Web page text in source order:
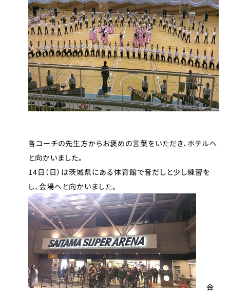
各コーチの先生方からお褒めの言葉をいただき、ホテルへ
と向かいました。
14日（日）は茨城県にある体育館で音だしと少し練習を
し、会場へと向かいました。
会